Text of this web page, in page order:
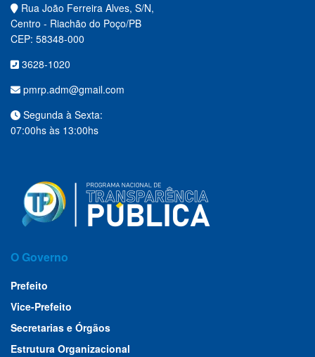
Rua João Ferreira Alves, S/N,
Centro - Riachão do Poço/PB
CEP: 58348-000
3628-1020
pmrp.adm@gmail.com
Segunda à Sexta:
07:00hs às 13:00hs
O Governo
Prefeito
Vice-Prefeito
Secretarias e Órgãos
Estrutura Organizacional